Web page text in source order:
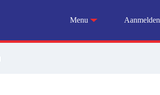
Menu Aanmelden